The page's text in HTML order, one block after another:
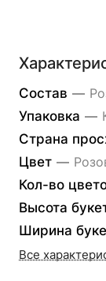
Состав —
Упаковка —
Страна
Цвет —
Кол-во
Высота
Ширина
Все